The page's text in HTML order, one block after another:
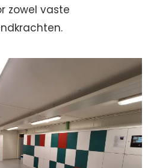
zowel vaste